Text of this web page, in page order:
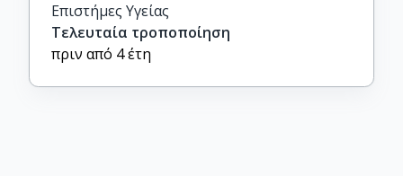
Επιστήμες Υγείας
Τελευταία τροποποίηση
πριν από 4 έτη